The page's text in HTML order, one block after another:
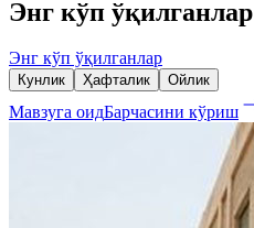
Энг кўп ўқилганлар
Энг кўп ўқилганлар
Кунлик Ҳафталик Ойлик
Мавзуга оидБарчасини кўриш